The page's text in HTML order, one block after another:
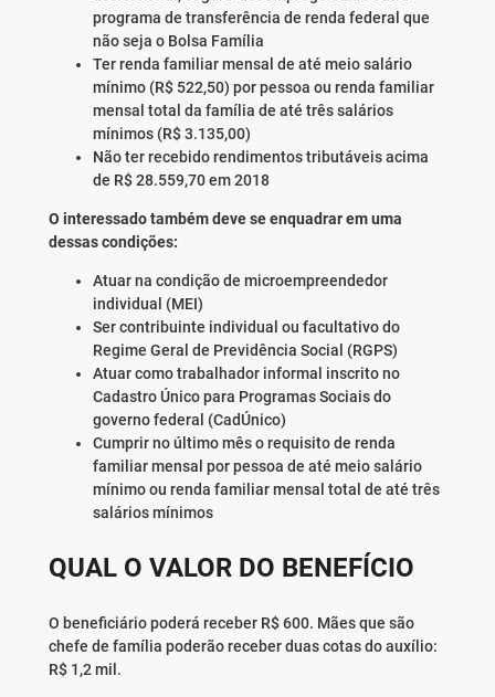
programa de transferência de renda federal que
não seja o Bolsa Família
Ter renda familiar mensal de até meio salário
mínimo (R$ 522,50) por pessoa ou renda familiar
mensal total da família de até três salários
mínimos (R$ 3.135,00)
Não ter recebido rendimentos tributáveis acima
de R$ 28.559,70 em 2018
O interessado também deve se enquadrar em uma
dessas condições:
Atuar na condição de microempreendedor
individual (MEI)
Ser contribuinte individual ou facultativo do
Regime Geral de Previdência Social (RGPS)
Atuar como trabalhador informal inscrito no
Cadastro Único para Programas Sociais do
governo federal (CadÚnico)
Cumprir no último mês o requisito de renda
familiar mensal por pessoa de até meio salário
mínimo ou renda familiar mensal total de até três
salários mínimos
QUAL O VALOR DO BENEFÍCIO
O beneficiário poderá receber R$ 600. Mães que são
chefe de família poderão receber duas cotas do auxílio:
R$ 1,2 mil.